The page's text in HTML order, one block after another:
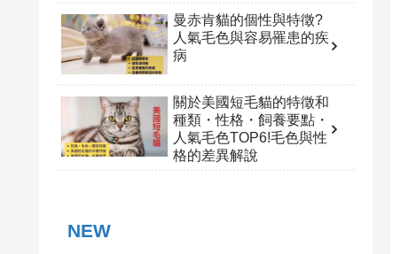
曼赤肯貓的個性與特徵?
人氣毛色與容易罹患的疾
病
關於美國短毛貓的特徵和
種類・性格・飼養要點・
人氣毛色TOP6!毛色與性
格的差異解說
NEW